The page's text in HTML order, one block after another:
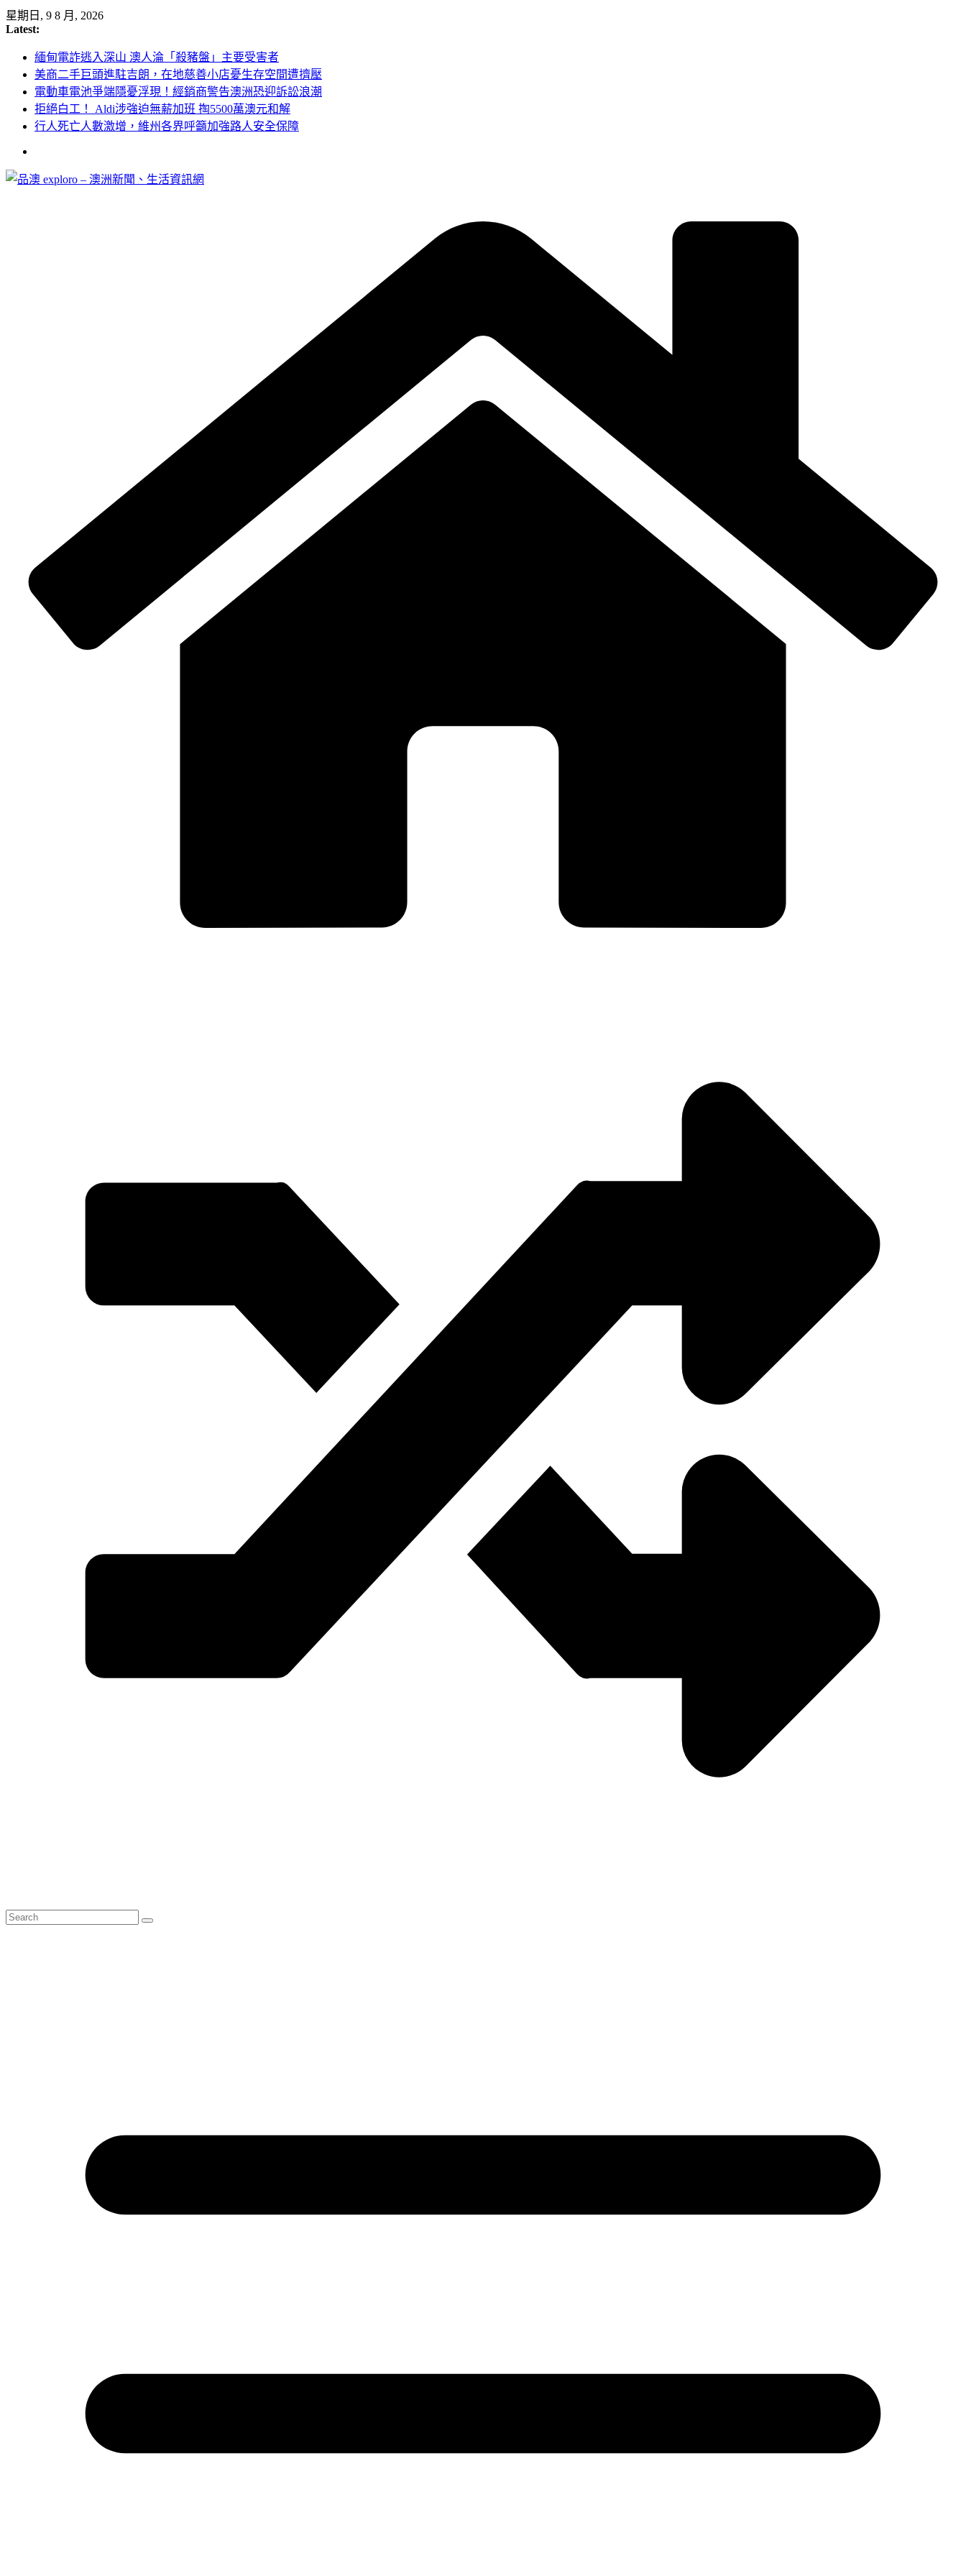
Skip
to
content
星期日, 9 8 月, 2026
Latest:
緬甸電詐逃入深山 澳人淪「殺豬盤」主要受害者
美商二手巨頭進駐吉朗，在地慈善小店憂生存空間遭擠壓
電動車電池爭端隱憂浮現！經銷商警告澳洲恐迎訴訟浪潮
拒絕白工！ Aldi涉強迫無薪加班 掏5500萬澳元和解
行人死亡人數激增，維州各界呼籲加強路人安全保障